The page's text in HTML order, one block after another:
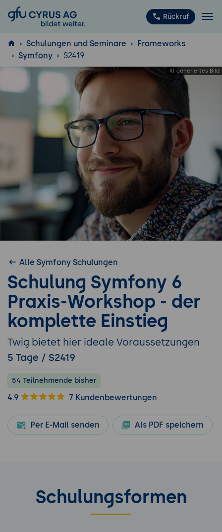
GFU Cyrus AG Rückruf
ISTQB
Schulungen und Seminare
Frameworks
Symfony
S2419
Alle Symfony Schulungen
Schulung Symfony 6
Praxis-Workshop - der
komplette Einstieg
Twig bietet hier ideale Voraussetzungen
5 Tage / S2419
54 Teilnehmende bisher
4.9 7 Kundenbewertungen
Per E-Mail senden Als PDF speichern
Schulungsformen